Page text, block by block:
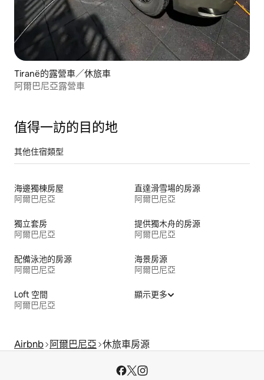
Tiranë的露營車／休旅車
阿爾巴尼亞露營車
值得一訪的目的地
其他住宿類型
海邊獨棟房屋
阿爾巴尼亞
直達滑雪場的房源
阿爾巴尼亞
獨立套房
阿爾巴尼亞
提供獨木舟的房源
阿爾巴尼亞
配備泳池的房源
阿爾巴尼亞
海景房源
阿爾巴尼亞
Loft 空間
阿爾巴尼亞
顯示更多
Airbnb 阿爾巴尼亞 休旅車房源